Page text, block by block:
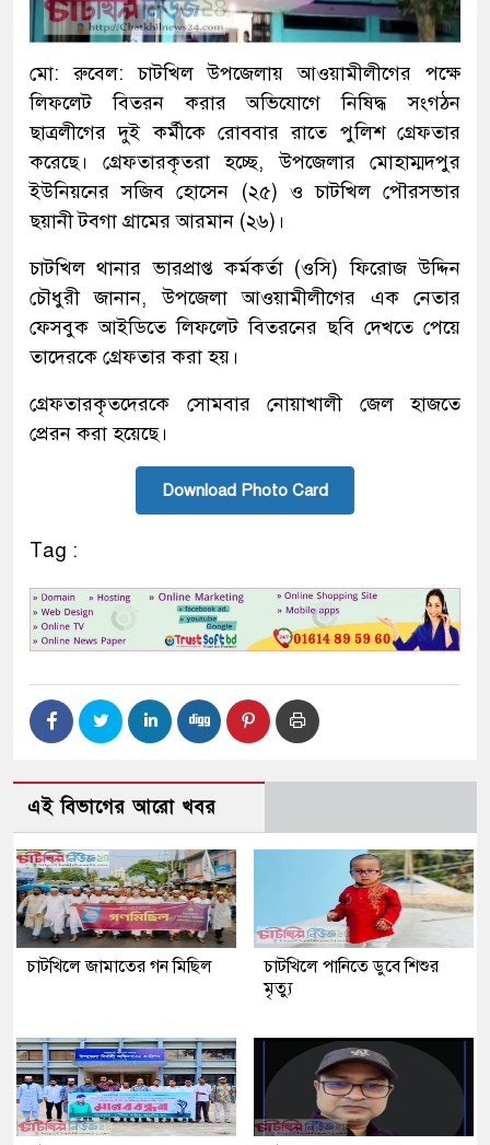
মো: রুবেল: চাটখিল উপজেলায় আওয়ামীলীগের পক্ষে
লিফলেট বিতরন করার অভিযোগে নিষিদ্ধ সংগঠন
ছাত্রলীগের দুই কর্মীকে রোববার রাতে পুলিশ গ্রেফতার
করেছে। গ্রেফতারকৃতরা হচ্ছে, উপজেলার মোহাম্মদপুর
ইউনিয়নের সজিব হোসেন (২৫) ও চাটখিল পৌরসভার
ছয়ানী টবগা গ্রামের আরমান (২৬)।
চাটখিল থানার ভারপ্রাপ্ত কর্মকর্তা (ওসি) ফিরোজ উদ্দিন
চৌধুরী জানান, উপজেলা আওয়ামীলীগের এক নেতার
ফেসবুক আইডিতে লিফলেট বিতরনের ছবি দেখতে পেয়ে
তাদেরকে গ্রেফতার করা হয়।
গ্রেফতারকৃতদেরকে সোমবার নোয়াখালী জেল হাজতে
প্রেরন করা হয়েছে।
Download Photo Card
Tag :
এই বিভাগের আরো খবর
চাটখিলে জামাতের গন মিছিল
চাটখিলে পানিতে ডুবে শিশুর
মৃত্যু